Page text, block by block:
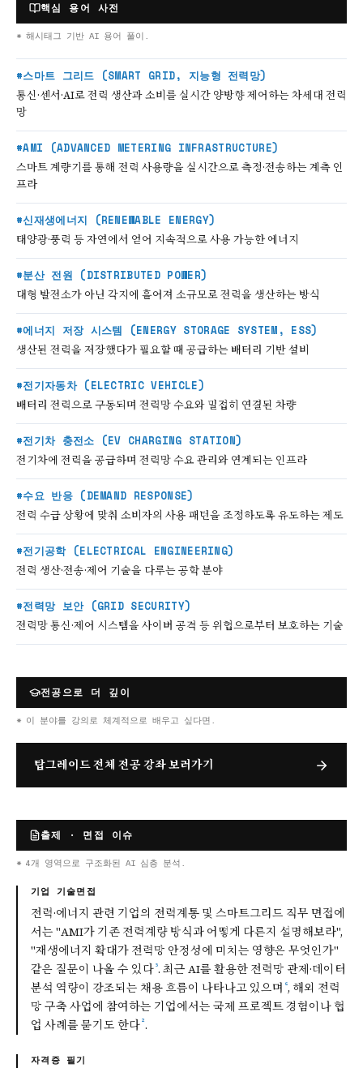
핵심 용어 사전
* 해시태그 기반 AI 용어 풀이.
#스마트 그리드 (SMART GRID, 지능형 전력망)
통신·센서·AI로 전력 생산과 소비를 실시간 양방향 제어하는 차세대 전력
망
#AMI (ADVANCED METERING INFRASTRUCTURE)
스마트 계량기를 통해 전력 사용량을 실시간으로 측정·전송하는 계측 인
프라
#신재생에너지 (RENEWABLE ENERGY)
태양광·풍력 등 자연에서 얻어 지속적으로 사용 가능한 에너지
#분산 전원 (DISTRIBUTED POWER)
대형 발전소가 아닌 각지에 흩어져 소규모로 전력을 생산하는 방식
#에너지 저장 시스템 (ENERGY STORAGE SYSTEM, ESS)
생산된 전력을 저장했다가 필요할 때 공급하는 배터리 기반 설비
#전기자동차 (ELECTRIC VEHICLE)
배터리 전력으로 구동되며 전력망 수요와 밀접히 연결된 차량
#전기차 충전소 (EV CHARGING STATION)
전기차에 전력을 공급하며 전력망 수요 관리와 연계되는 인프라
#수요 반응 (DEMAND RESPONSE)
전력 수급 상황에 맞춰 소비자의 사용 패턴을 조정하도록 유도하는 제도
#전기공학 (ELECTRICAL ENGINEERING)
전력 생산·전송·제어 기술을 다루는 공학 분야
#전력망 보안 (GRID SECURITY)
전력망 통신·제어 시스템을 사이버 공격 등 위협으로부터 보호하는 기술
전공으로 더 깊이
* 이 분야를 강의로 체계적으로 배우고 싶다면.
탑그레이드 전체 전공 강좌 보러가기
출제 · 면접 이슈
* 4개 영역으로 구조화된 AI 심층 분석.
기업 기술면접
전력·에너지 관련 기업의 전력계통 및 스마트그리드 직무 면접에
서는 "AMI가 기존 전력계량 방식과 어떻게 다른지 설명해보라",
"재생에너지 확대가 전력망 안정성에 미치는 영향은 무엇인가"
같은 질문이 나올 수 있다⁵. 최근 AI를 활용한 전력망 관제·데이터
분석 역량이 강조되는 채용 흐름이 나타나고 있으며 ⁶, 해외 전력
망 구축 사업에 참여하는 기업에서는 국제 프로젝트 경험이나 협
업 사례를 묻기도 한다².
자격증 필기